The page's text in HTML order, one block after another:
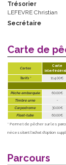
Trésorier
LEFEVRE Christian
Secrétaire
Carte de
Cartes
Carte
Tarifs *
114.00€
Pêche embarquée
60.00€
Timbre urne
-
Carpodrome
30.00€
Float-tube
60.00€
* Permet de pêcher sur les
nécessitant l'achat d'option
Parcours